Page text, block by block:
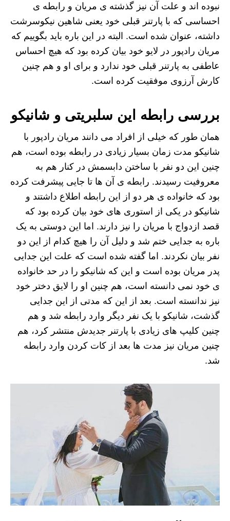
نبوده اند و علت آن نیز گذشته ی مریان و رابطه ی
احساسی که با پارتنر قبلی خود یعنی شاهین نیکوسرشت
داشته، عنوان شده است. البته در این باره باید بگوییم که
مریان رادپور در لایو خود بیان کرده بود که هیچ احساس
عاطفی به پارتنر قبلی خود ندارد و برای او و هم چنین
کارش آرزوی موفقیت کرده است.
بررسی رابطه این سلبریتی و شانیکو
همان طور که خیلی از افراد می دانند مریان رادپور با
شانیکو مدت زمان بسیار زیادی در رابطه بوده است، هم
چنین این دو نفر با ساختن دابسمش در کنار هم به
معروفیت رسیدند. رابطه ی آن ها تا جایی پیشرفت کرده
بود که خانواده ی هر دو از این رابطه اطلاع داشتند و
شانیکو در یکی از استوری های خود بیان کرده بود که
قصد ازدواج با مریان را نیز دارند. اما این دوستی به یک
باره به جدایی ختم شد و دلیل آن را هیچ کدام از این دو
نفر بیان نکردند. اما گفته شده است که علت این جدایی
پدر مریان بوده است و این که شانیکو را در حد خانواده
ی خود نمی دانسته است، هم چنین او را لایق دختر خود
نیز ندانسته است. بعد از این که مدتی از این جدایی
گذشت، شانیکو با یک نفر دیگر وارد رابطه شد و هم
چنین کلیپ های زیادی با پارتنر جدیدش منتشر کرد، هم
چنین مریان نیز مدت ها بعد از کات کردن وارد رابطه
شد.